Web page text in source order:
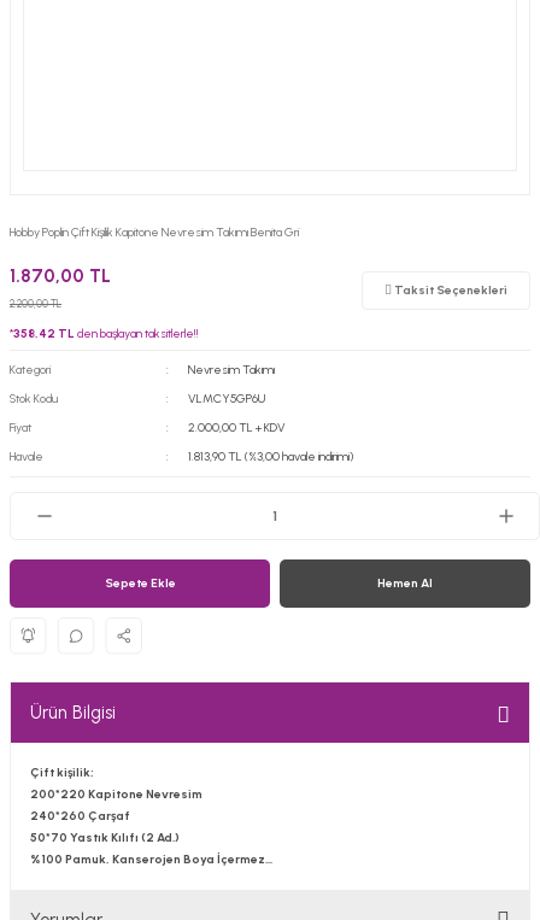
Hobby Poplin Çift Kişilik Kapitone Nevresim Takımı Benita Gri
1.870,00 TL
2.200,00 TL
Taksit Seçenekleri
*358,42 TL den başlayan taksitlerle!!
Kategori
Nevresim Takımı
Stok Kodu
VLMCY5GP6U
Fiyat
2.000,00 TL + KDV
Havale
1.813,90 TL (%3,00 havale indirimi)
Sepete Ekle Hemen Al
Ürün Bilgisi
Çift kişilik;
200*220 Kapitone Nevresim
240*260 Çarşaf
50*70 Yastık Kılıfı (2 Ad.)
%100 Pamuk, Kanserojen Boya İçermez...